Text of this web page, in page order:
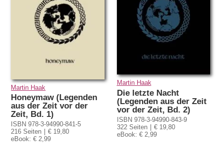
Martin Haak
Honeymaw (Legenden
aus der Zeit vor der
Zeit, Bd. 1)
ISBN 978-3-94990-841-5
216 Seiten
€ 19,80
eBook: € 2,99
Martin Haak
Die letzte Nacht
(Legenden aus der Zeit
vor der Zeit, Bd. 2)
ISBN 978-3-94990-843-9
322 Seiten
€ 19,80
eBook: € 2,99